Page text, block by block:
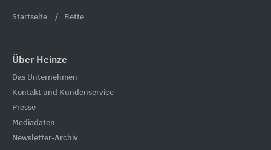
Startseite Bette
Über Heinze
Das Unternehmen
Kontakt und Kundenservice
Presse
Mediadaten
Newsletter-Archiv